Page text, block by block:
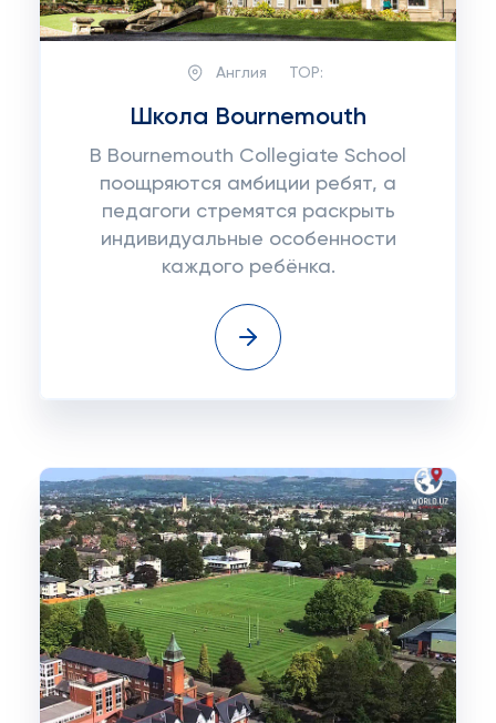
Англия TOP:
Школа Bournemouth
В Bournemouth Collegiate School
поощряются амбиции ребят, а
педагоги стремятся раскрыть
индивидуальные особенности
каждого ребёнка.